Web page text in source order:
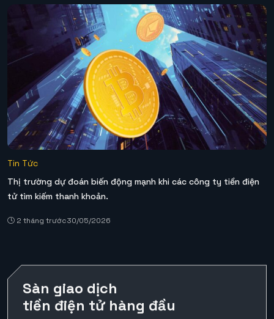
Tin Tức
Thị trường dự đoán biến động mạnh khi các công ty tiền điện
tử tìm kiếm thanh khoản.
2 tháng trước30/05/2026
Sàn giao dịch
tiền điện tử hàng đầu